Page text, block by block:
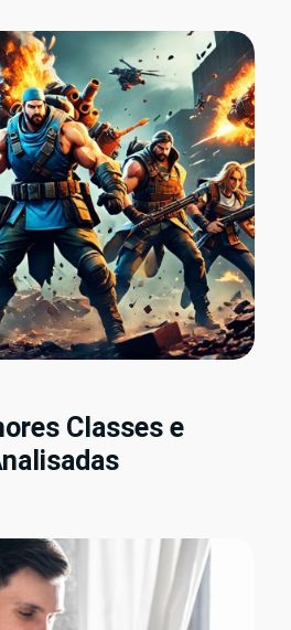
Classes e